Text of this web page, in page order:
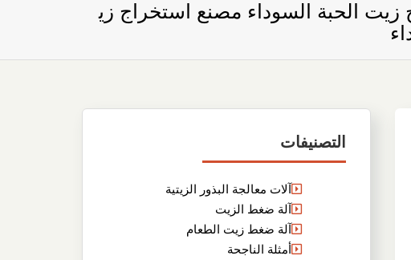
الحبة السوداء مصنع استخراج زي
التصنيفات
آلات معالجة البذور الزيتية
آلة ضغط الزيت
آلة ضغط زيت الطعام
أمثلة الناجحة